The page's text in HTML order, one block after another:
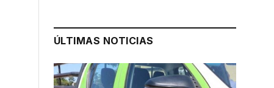
ÚLTIMAS NOTICIAS